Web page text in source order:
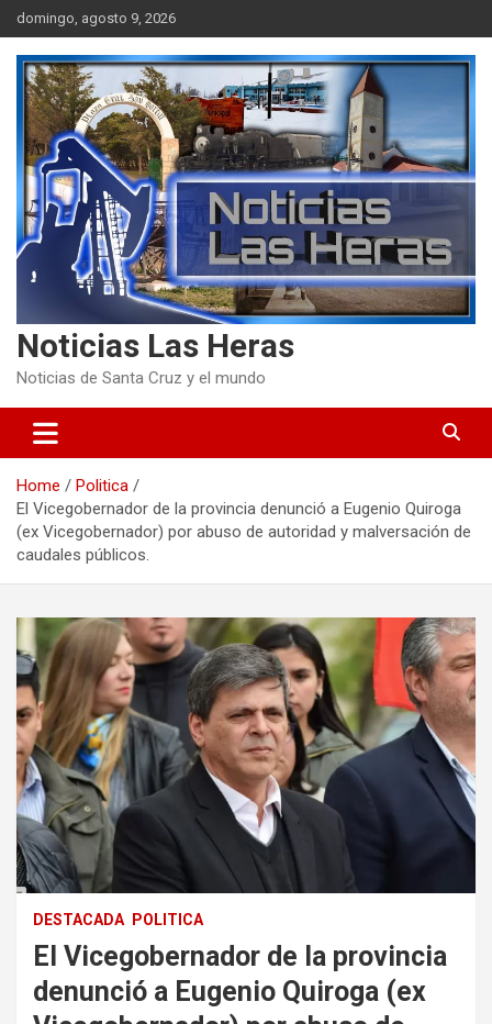
Skip
to
content
domingo, agosto 9, 2026
Noticias Las Heras
Noticias de Santa Cruz y el mundo
Home
Politica
El Vicegobernador de la provincia denunció a Eugenio Quiroga
(ex Vicegobernador) por abuso de autoridad y malversación de
caudales públicos.
DESTACADA POLITICA
El Vicegobernador de la provincia
denunció a Eugenio Quiroga (ex